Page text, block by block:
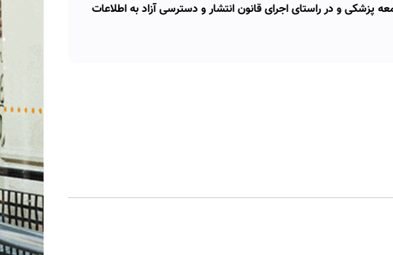
پزشکی و در راستای اجرای قانون انتشار و دسترسی آزاد به اطلاعات